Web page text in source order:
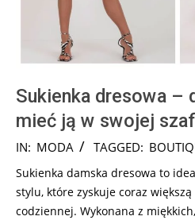
Sukienka dresowa –
mieć ją w swojej
2024-
05
IN: MODA TAGGED:
Sukienka damska dresowa to
stylu, które zyskuje coraz
codziennej. Wykonana z